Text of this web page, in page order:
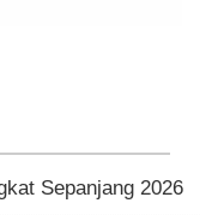
Sepanjang 2026